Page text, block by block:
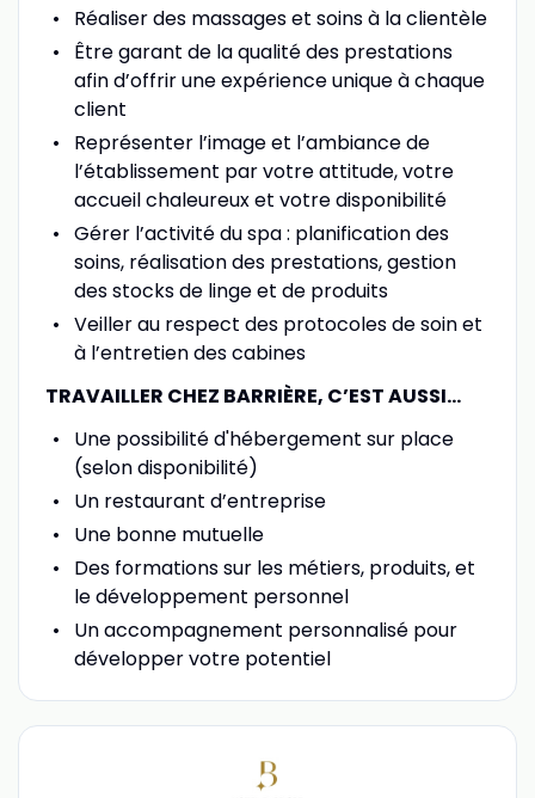
Réaliser des massages et soins à la clientèle
Être garant de la qualité des prestations
afin d’offrir une expérience unique à chaque
client
Représenter l’image et l’ambiance de
l’établissement par votre attitude, votre
accueil chaleureux et votre disponibilité
Gérer l’activité du spa : planification des
soins, réalisation des prestations, gestion
des stocks de linge et de produits
Veiller au respect des protocoles de soin et
à l’entretien des cabines
TRAVAILLER CHEZ BARRIÈRE, C’EST AUSSI…
Une possibilité d'hébergement sur place
(selon disponibilité)
Un restaurant d’entreprise
Une bonne mutuelle
Des formations sur les métiers, produits, et
le développement personnel
Un accompagnement personnalisé pour
développer votre potentiel